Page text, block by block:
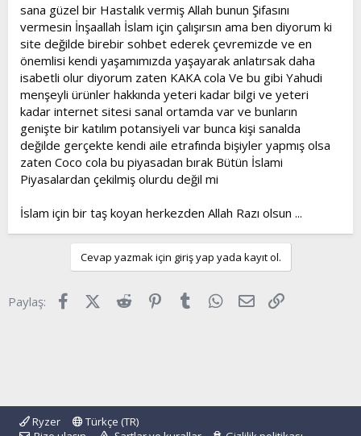
sana güzel bir Hastalık vermiş Allah bunun Şifasını
vermesin İnşaallah İslam için çalışırsın ama ben diyorum ki
site değilde birebir sohbet ederek çevremizde ve en
önemlisi kendi yaşamımızda yaşayarak anlatırsak daha
isabetli olur diyorum zaten KAKA cola Ve bu gibi Yahudi
menşeyli ürünler hakkında yeteri kadar bilgi ve yeteri
kadar internet sitesi sanal ortamda var ve bunların
genişte bir katılım potansiyeli var bunca kişi sanalda
değilde gerçekte kendi aile etrafında bişiyler yapmış olsa
zaten Coco cola bu piyasadan bırak Bütün İslami
Piyasalardan çekilmiş olurdu değil mi
İslam için bir taş koyan herkezden Allah Razı olsun ...
Cevap yazmak için giriş yap yada kayıt ol.
Paylaş: FacebookX (Twitter)
Reddit Pinterest
Tumblr WhatsApp
E-posta
Ryzer
Türkçe (TR)